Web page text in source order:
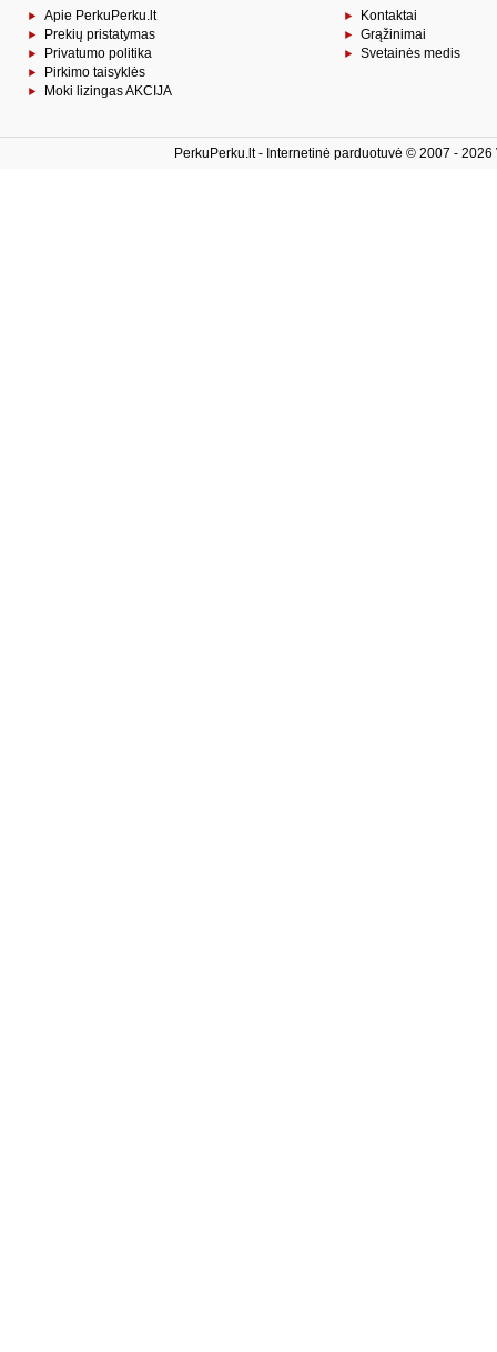
Apie PerkuPerku.lt
Prekių pristatymas
Privatumo politika
Pirkimo taisyklės
Moki lizingas AKCIJA
Kontaktai
Grąžinimai
Svetainės medis
PerkuPerku.lt - Internetinė parduotuvė © 2007 -